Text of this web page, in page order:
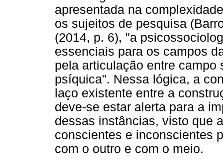
apresentada na
os sujeitos de pesquisa
(2014, p. 6), "a
essenciais para os campos
pela articulação entre
psíquica". Nessa lógica, a
laço existente entre a
deve-se estar alerta para a
dessas instâncias, visto que
conscientes e inconscientes
com o outro e com o meio.